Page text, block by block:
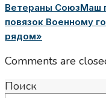
Ветераны СоюзМаш
повязок Военному
рядом»
Comments are
Поиск